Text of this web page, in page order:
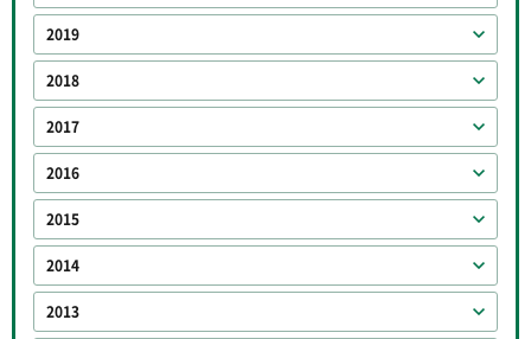
2019
2018
2017
2016
2015
2014
2013